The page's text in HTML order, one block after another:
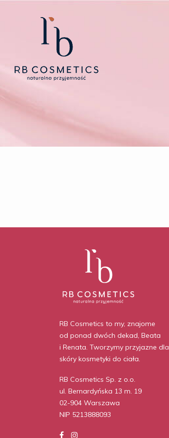
RB Cosmetics to my, znajome
od ponad dwóch dekad, Beata
i Renata. Tworzymy przyjazne dla
skóry kosmetyki do ciała.
RB Cosmetics Sp. z o.o.
ul. Bernardyńska 13 m. 19
02-904 Warszawa
NIP 5213888093